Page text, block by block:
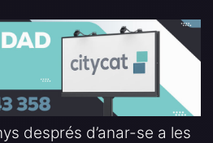
després d’anar-se a les